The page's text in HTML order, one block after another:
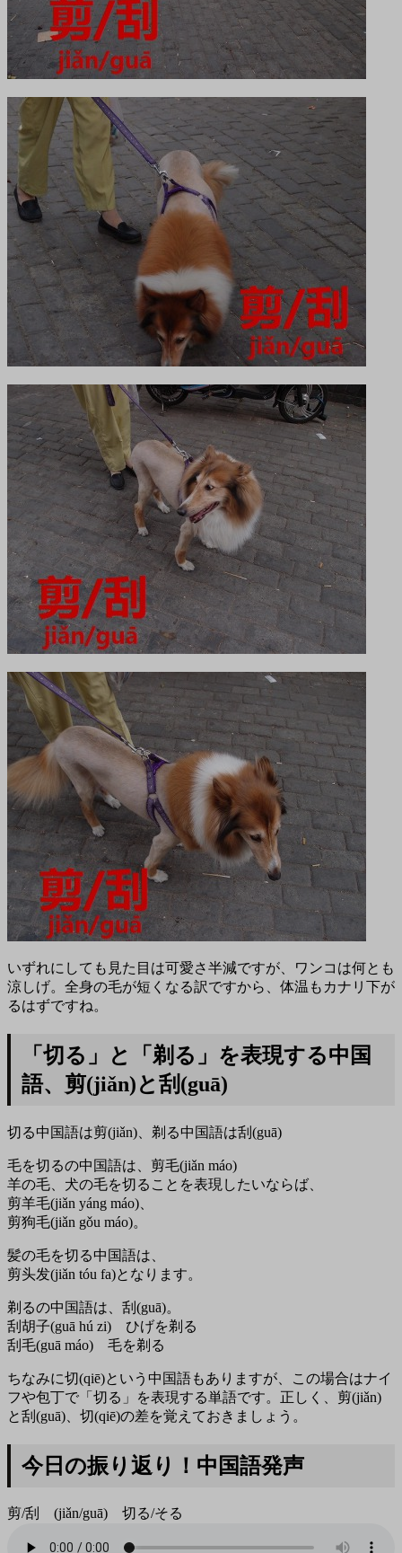
いずれにしても見た目は可愛さ半減ですが、ワンコは何とも
涼しげ。全身の毛が短くなる訳ですから、体温もカナリ下が
るはずですね。
「切る」と「剃る」を表現する中国
語、剪(jiǎn)と刮(guā)
切る中国語は剪(jiǎn)、剃る中国語は刮(guā)
毛を切るの中国語は、剪毛(jiǎn máo)
羊の毛、犬の毛を切ることを表現したいならば、
剪羊毛(jiǎn yáng máo)、
剪狗毛(jiǎn gǒu máo)。
髪の毛を切る中国語は、
剪头发(jiǎn tóu fa)となります。
剃るの中国語は、刮(guā)。
刮胡子(guā hú zi) ひげを剃る
刮毛(guā máo) 毛を剃る
ちなみに切(qiē)という中国語もありますが、この場合はナイ
フや包丁で「切る」を表現する単語です。正しく、剪(jiǎn)
と刮(guā)、切(qiē)の差を覚えておきましょう。
今日の振り返り！中国語発声
剪/刮 (jiǎn/guā) 切る/そる